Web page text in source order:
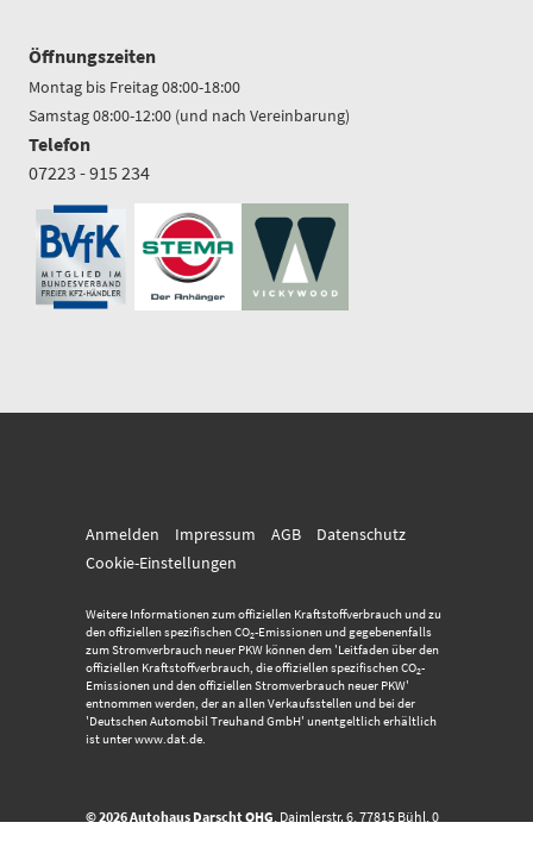
Öffnungszeiten
Montag bis Freitag 08:00-18:00
Samstag 08:00-12:00 (und nach Vereinbarung)
Telefon
07223 - 915 234
Anmelden Impressum AGB
Datenschutz
Cookie-Einstellungen
Weitere Informationen zum offiziellen Kraftstoffverbrauch und zu
den offiziellen spezifischen CO2-Emissionen und gegebenenfalls
zum Stromverbrauch neuer PKW können dem 'Leitfaden über den
offiziellen Kraftstoffverbrauch, die offiziellen spezifischen CO2-
Emissionen und den offiziellen Stromverbrauch neuer PKW'
entnommen werden, der an allen Verkaufsstellen und bei der
'Deutschen Automobil Treuhand GmbH' unentgeltlich erhältlich
ist unter www.dat.de.
© 2026Autohaus Darscht OHG Daimlerstr. 6 77815 Bühl, 0